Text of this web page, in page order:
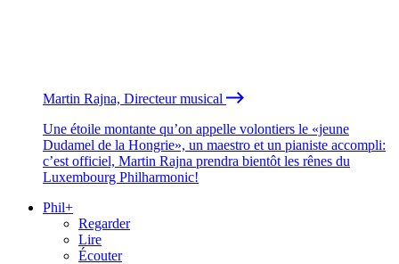
Martin Rajna, Directeur musical
Une étoile montante qu’on appelle volontiers le «jeune
Dudamel de la Hongrie», un maestro et un pianiste accompli:
c’est officiel, Martin Rajna prendra bientôt les rênes du
Luxembourg Philharmonic!
Phil+
Regarder
Lire
Écouter